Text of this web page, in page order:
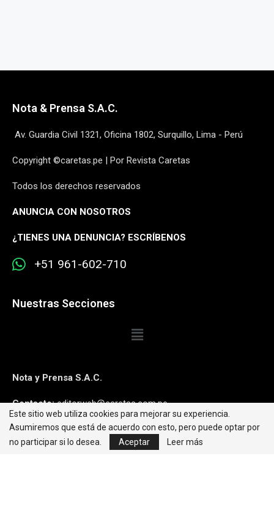
Nota & Prensa S.A.C.
Av. Guardia Civil 1321, Oficina 1802, Surquillo, Lima - Perú
Copyright ©caretas.pe | Por Revista Caretas
Todos los derechos reservados
ANUNCIA CON NOSOTROS
¿TIENES UNA DENUNCIA? ESCRÍBENOS
+51 961-602-710
Nuestras Secciones
Nota y Prensa S.A.C.
Contacto:editorweb@caretas.com.pe
Síguenos:
Este sitio web utiliza cookies para mejorar su experiencia.
Asumiremos que está de acuerdo con esto, pero puede optar por
no participar si lo desea.
Aceptar Leer más